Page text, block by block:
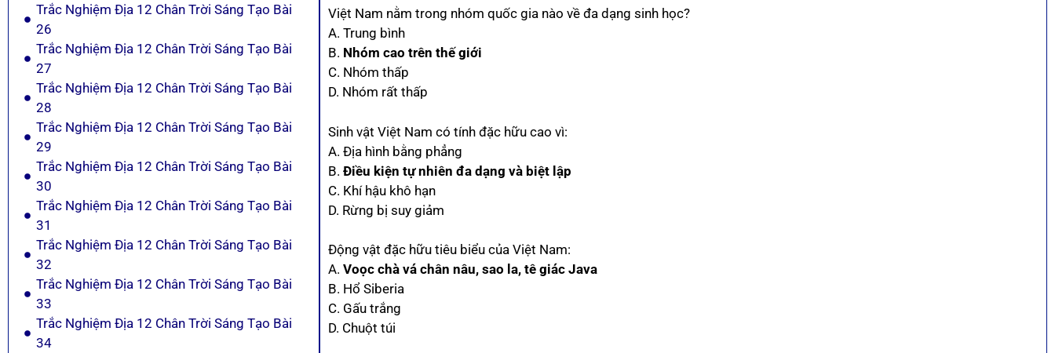
Trắc Nghiệm Địa 12 Chân Trời Sáng Tạo Bài
26
Trắc Nghiệm Địa 12 Chân Trời Sáng Tạo Bài
27
Trắc Nghiệm Địa 12 Chân Trời Sáng Tạo Bài
28
Trắc Nghiệm Địa 12 Chân Trời Sáng Tạo Bài
29
Trắc Nghiệm Địa 12 Chân Trời Sáng Tạo Bài
30
Trắc Nghiệm Địa 12 Chân Trời Sáng Tạo Bài
31
Trắc Nghiệm Địa 12 Chân Trời Sáng Tạo Bài
32
Trắc Nghiệm Địa 12 Chân Trời Sáng Tạo Bài
33
Trắc Nghiệm Địa 12 Chân Trời Sáng Tạo Bài
34
Việt Nam nằm trong nhóm quốc gia nào về đa dạng sinh học?
A. Trung bình
B. Nhóm cao trên thế giới
C. Nhóm thấp
D. Nhóm rất thấp
Sinh vật Việt Nam có tính đặc hữu cao vì:
A. Địa hình bằng phẳng
B.Điều kiện tự nhiên đa dạng và biệt lập
C. Khí hậu khô hạn
D. Rừng bị suy giảm
Động vật đặc hữu tiêu biểu của Việt Nam:
A.Voọc chà vá chân nâu, sao la, tê giác Java
B. Hổ Siberia
C. Gấu trắng
D. Chuột túi